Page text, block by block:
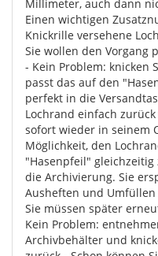
Millimeter, auch dann
Einen wichtigen
Knickrille versehene
Sie wollen den Vorgang
- Kein Problem: knicken
passt das auf den
perfekt in die
Lochrand einfach
sofort wieder in seinem
Möglichkeit, den
"Hasenpfeil"
die Archivierung. Sie
Ausheften und
Sie müssen später
Kein Problem:
Archivbehälter und